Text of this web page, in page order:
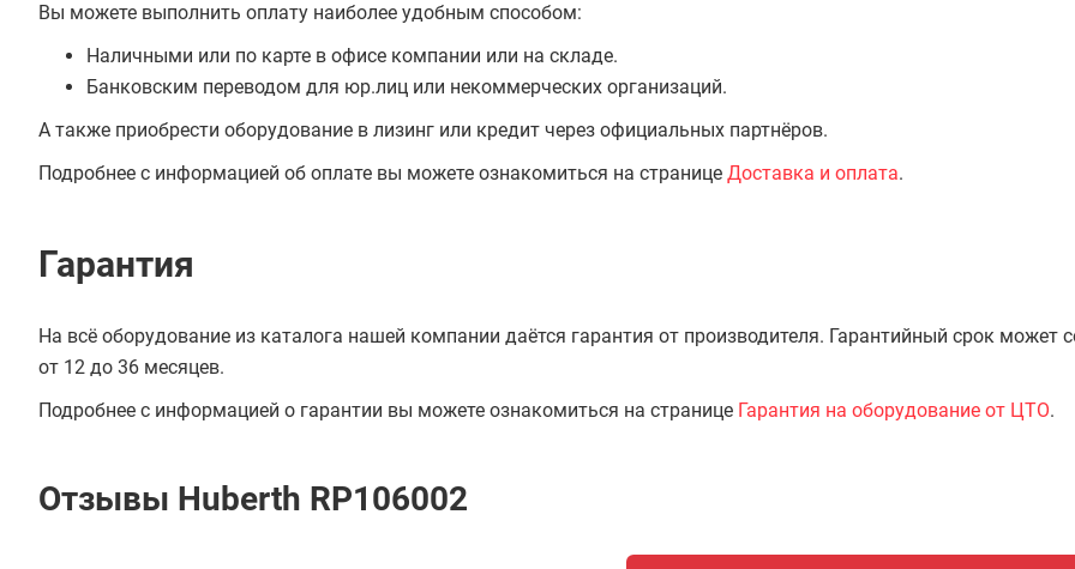
Вы можете выполнить оплату наиболее удобным способом:
Наличными или по карте в офисе компании или на складе.
Банковским переводом для юр.лиц или некоммерческих организаций.
А также приобрести оборудование в лизинг или кредит через официальных партнёров.
Подробнее с информацией об оплате вы можете ознакомиться на странице Доставка и оплата.
Гарантия
На всё оборудование из каталога нашей компании даётся гарантия от производителя. Гарантийный срок может
от 12 до 36 месяцев.
Подробнее с информацией о гарантии вы можете ознакомиться на странице Гарантия на оборудование от ЦТО.
Отзывы Huberth RP106002